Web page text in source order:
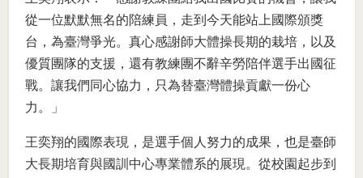
從一位默默無名的陪練員，走到今天能站上國際頒獎
台，為臺灣爭光。真心感謝師大體操長期的栽培，以及
優質團隊的支援，還有教練團不辭辛勞陪伴選手出國征
戰。讓我們同心協力，只為替臺灣體操貢獻一份心
力。」
王奕翔的國際表現，是選手個人努力的成果，也是臺師
大長期培育與國訓中心專業體系的展現。從校園起步到